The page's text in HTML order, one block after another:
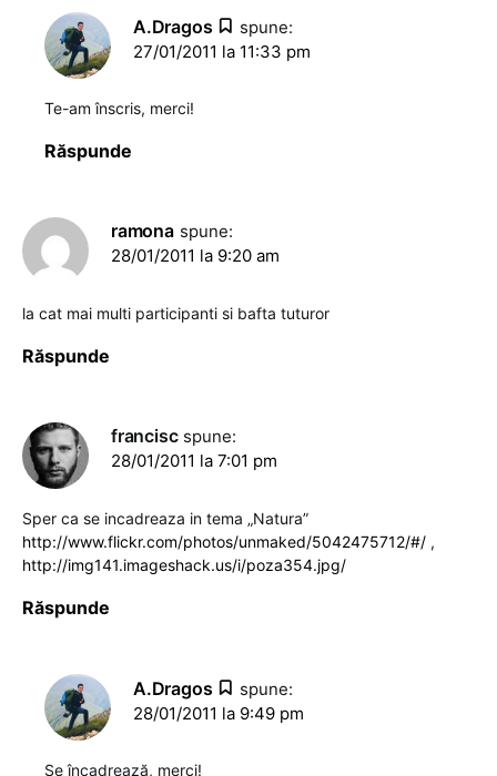
A.Dragos
spune:
27/01/2011 la 11:33 pm
Te-am înscris, merci!
Răspunde
ramona spune:
28/01/2011 la 9:20 am
la cat mai multi participanti si bafta tuturor
Răspunde
francisc spune:
28/01/2011 la 7:01 pm
Sper ca se incadreaza in tema „Natura”
http://www.flickr.com/photos/unmaked/5042475712/#/ ,
http://img141.imageshack.us/i/poza354.jpg/
Răspunde
A.Dragos
spune:
28/01/2011 la 9:49 pm
Se încadrează, merci!